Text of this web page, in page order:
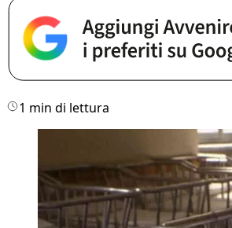
1 min di lettura